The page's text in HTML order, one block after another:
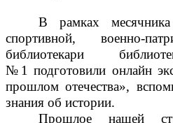
В рамках месячника
спортивной, военно-
библиотекари
№1подготовили онлайн
прошлом отечества»,
знания об истории.
Прошлое нашей